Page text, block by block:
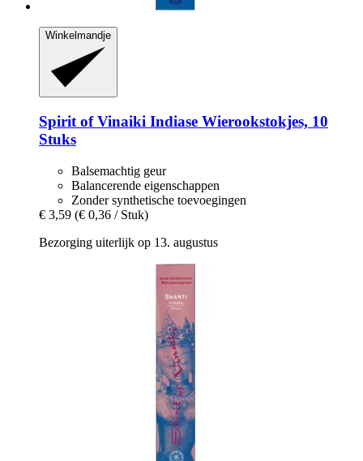
Winkelmandje
Spirit of Vinaiki Indiase Wierookstokjes, 10
Stuks
Balsemachtig geur
Balancerende eigenschappen
Zonder synthetische toevoegingen
€ 3,59 (€ 0,36 / Stuk)
Bezorging uiterlijk op 13. augustus